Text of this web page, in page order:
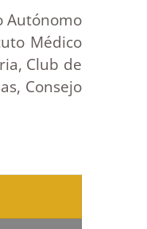
Autónomo
Médico
Club de
Consejo